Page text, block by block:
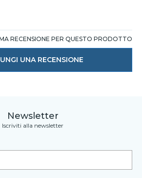
RECENSIONE PER QUESTO PRODOTTO
UNA RECENSIONE
Newsletter
Iscriviti alla newsletter